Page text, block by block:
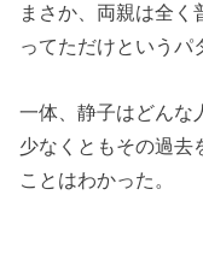
まさか、両親は全
ってただけというパ
一体、静子はどんな
少なくともその過去
ことはわかった。